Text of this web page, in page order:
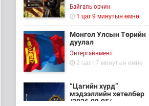
Байгаль орчин
1 цаг 9 минутын өмнө
Монгол Улсын Төрийн
дуулал
Энтертайнмент
2 цаг 17 минутын өмнө
“Цагийн хүрд”
мэдээллийн хөтөлбөр
/2026.08.05/